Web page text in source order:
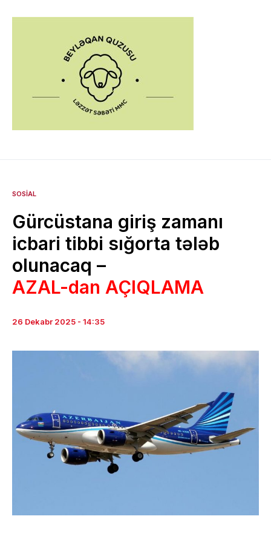
SOSIAL
Gürcüstana giriş zamanı
icbari tibbi sığorta tələb
olunacaq –
AZAL-dan AÇIQLAMA
26 Dekabr 2025 - 14:35